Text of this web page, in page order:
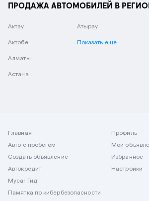
ПРОДАЖА АВТОМОБИЛЕЙ В
Актау
Актобе
Алматы
Астана
Атырау
Показать еще
Главная
Авто с пробегом
Создать объявление
Автокредит
Mycar Гид
Памятка по кибербезопасности
Профиль
Мои
Избранное
Настройки